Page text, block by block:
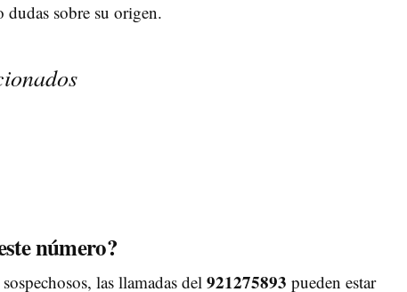
dudas sobre su origen.
número?
las llamadas del 921275893 pueden estar